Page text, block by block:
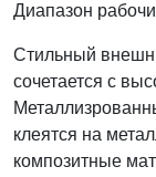
Диапазон
Стильный
сочетается с
клеятся на
композитные